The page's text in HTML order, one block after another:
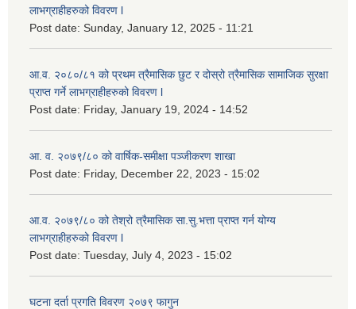
लाभग्राहीहरुको विवरण l
Post date: Sunday, January 12, 2025 - 11:21
आ.व. २०८०/८१ को प्रथम त्रैमासिक छुट र दोस्रो त्रैमासिक सामाजिक सुरक्षा
प्राप्त गर्ने लाभग्राहीहरुको विवरण l
Post date: Friday, January 19, 2024 - 14:52
आ. व. २०७९/८० को वार्षिक-समीक्षा पञ्जीकरण शाखा
Post date: Friday, December 22, 2023 - 15:02
आ.व. २०७९/८० को तेश्रो त्रैमासिक सा.सु.भ‍त्ता प्राप्त गर्न योग्य
लाभग्राहीहरुको विवरण l
Post date: Tuesday, July 4, 2023 - 15:02
घटना दर्ता प्रगति विवरण २०७९ फागुन